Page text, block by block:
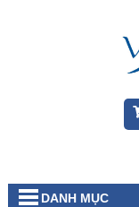
DANH MỤC